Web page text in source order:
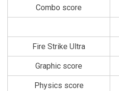
Combo score
Fire Strike Ultra
Graphic score
Physics score